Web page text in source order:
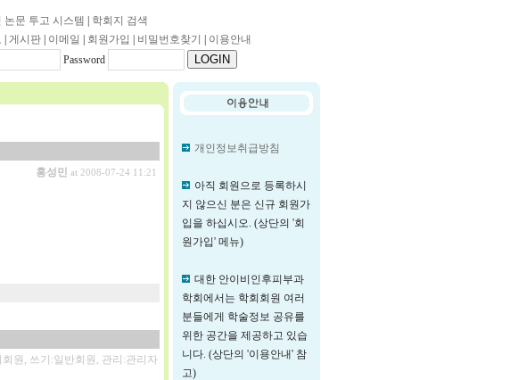
논문 투고 시스템
학회지 검색
게시판 이메일 회원가입 비밀번호찾기
이용안내
Password
홍성민 at 2008-07-24 11:21
원, 쓰기:일반회원, 관리:관리자
개인정보취급방침
아직 회원으로 등록하시
지 않으신 분은 신규 회원가
입을 하십시오. (상단의 '회
원가입' 메뉴)
대한 안이비인후피부과
학회에서는 학회회원 여러
분들에게 학술정보 공유를
위한 공간을 제공하고 있습
니다. (상단의 '이용안내' 참
고)